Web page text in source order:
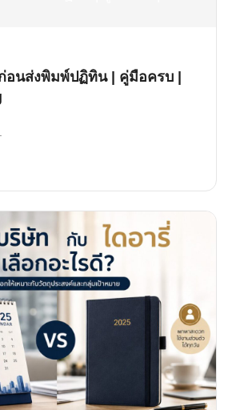
อนส่งพิมพ์ปฏิทิน | คู่มือครบ |